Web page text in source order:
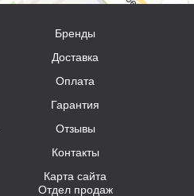
Бренды
Доставка
Оплата
Гарантия
Отзывы
Контакты
Карта сайта
Отдел продаж